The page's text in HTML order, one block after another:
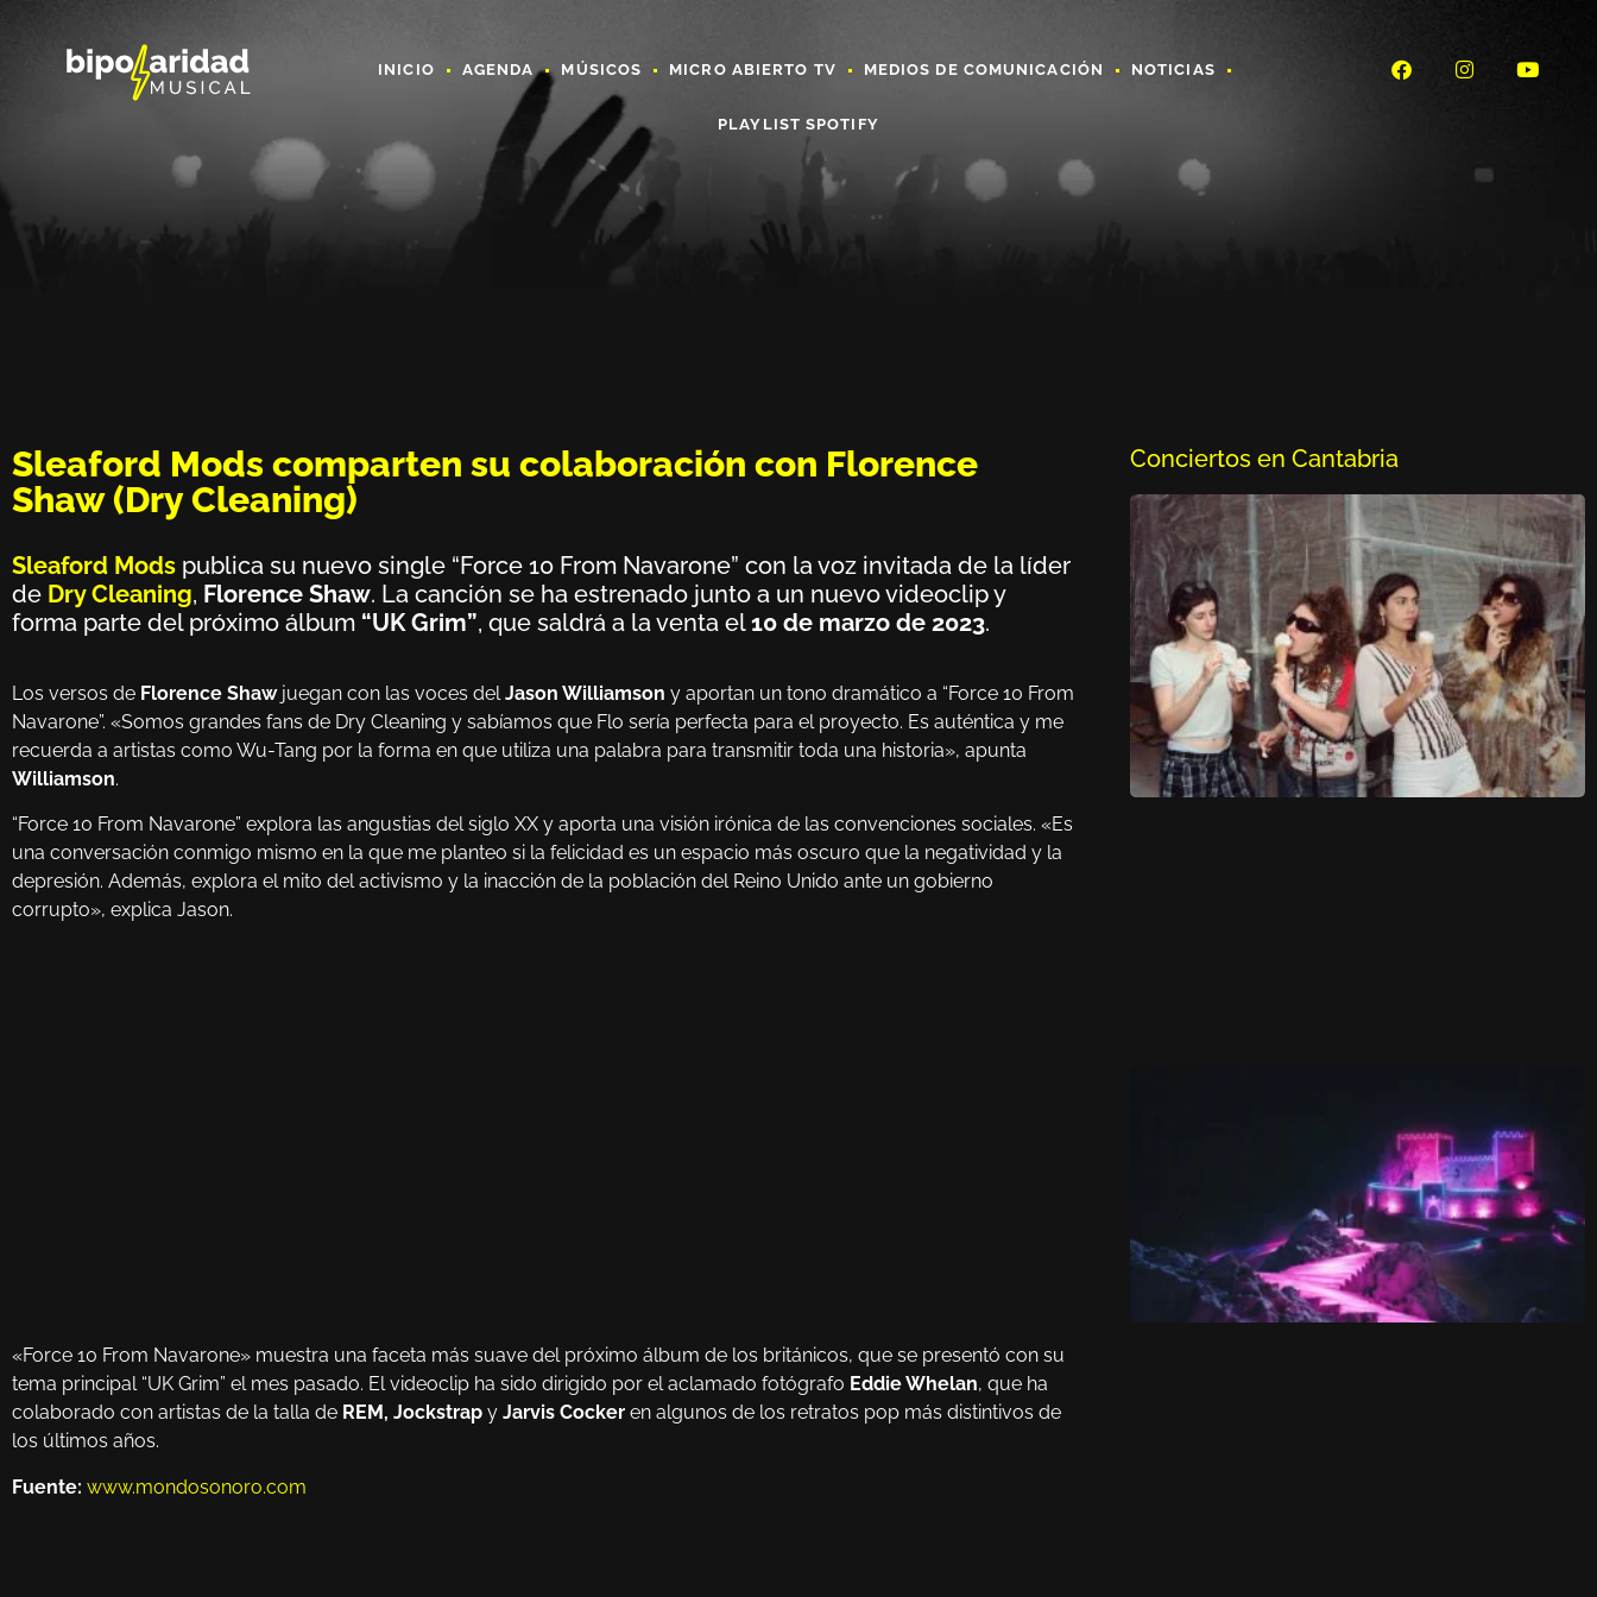
INICIO AGENDA MÚSICOS MICRO ABIERTO TV MEDIOS DE COMUNICACIÓN NOTICIAS
PLAYLIST SPOTIFY
Sleaford Mods comparten su colaboración con Florence
Shaw (Dry Cleaning)
Sleaford Mods publica su nuevo single “Force 10 From Navarone” con la voz invitada de la líder
de Dry Cleaning, Florence Shaw. La canción se ha estrenado junto a un nuevo videoclip y
forma parte del próximo álbum “UK Grim”, que saldrá a la venta el10 de marzo de 2023.
Los versos de Florence Shawjuegan con las voces delJason Williamson y aportan un tono dramático a “Force 10 From
Navarone”. «Somos grandes fans de Dry Cleaning y sabíamos que Flo sería perfecta para el proyecto. Es auténtica y me
recuerda a artistas como Wu-Tang por la forma en que utiliza una palabra para transmitir toda una historia», apunta
Williamson.
“Force 10 From Navarone” explora las angustias del siglo XX y aporta una visión irónica de las convenciones sociales. «Es
una conversación conmigo mismo en la que me planteo si la felicidad es un espacio más oscuro que la negatividad y la
depresión. Además, explora el mito del activismo y la inacción de la población del Reino Unido ante un gobierno
corrupto», explica Jason.
«Force 10 From Navarone» muestra una faceta más suave del próximo álbum de los británicos, que se presentó con su
tema principal “UK Grim” el mes pasado. El videoclip ha sido dirigido por el aclamado fotógrafo Eddie Whelan, que ha
colaborado con artistas de la talla de REM, Jockstrap y Jarvis Cocker en algunos de los retratos pop más distintivos de
los últimos años.
Fuente: www.mondosonoro.com
Conciertos en Cantabria